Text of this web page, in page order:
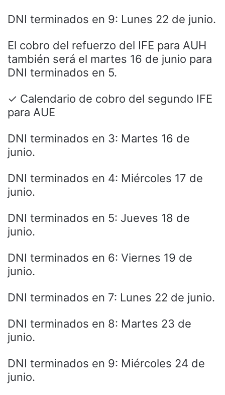
DNI terminados en 9: Lunes 22 de junio.
El cobro del refuerzo del IFE para AUH
también será el martes 16 de junio para
DNI terminados en 5.
✓ Calendario de cobro del segundo IFE
para AUE
DNI terminados en 3: Martes 16 de
junio.
DNI terminados en 4: Miércoles 17 de
junio.
DNI terminados en 5: Jueves 18 de
junio.
DNI terminados en 6: Viernes 19 de
junio.
DNI terminados en 7: Lunes 22 de junio.
DNI terminados en 8: Martes 23 de
junio.
DNI terminados en 9: Miércoles 24 de
junio.